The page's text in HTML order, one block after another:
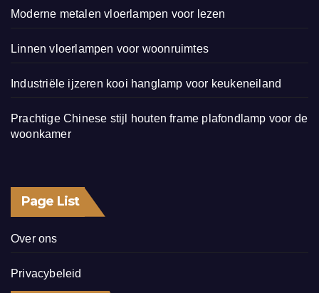
Moderne metalen vloerlampen voor lezen
Linnen vloerlampen voor woonruimtes
Industriële ijzeren kooi hanglamp voor keukeneiland
Prachtige Chinese stijl houten frame plafondlamp voor de
woonkamer
Page List
Over ons
Privacybeleid